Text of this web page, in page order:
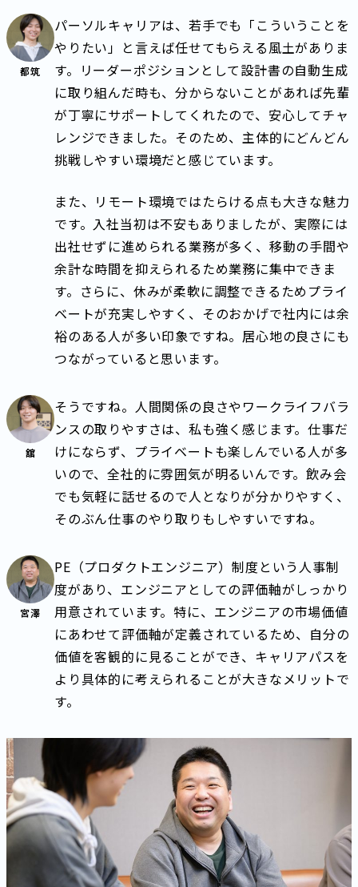
都筑
パーソルキャリアは、若手でも「こういうことを
やりたい」と言えば任せてもらえる風土がありま
す。リーダーポジションとして設計書の自動生成
に取り組んだ時も、分からないことがあれば先輩
が丁寧にサポートしてくれたので、安心してチャ
レンジできました。そのため、主体的にどんどん
挑戦しやすい環境だと感じています。
また、リモート環境ではたらける点も大きな魅力
です。入社当初は不安もありましたが、実際には
出社せずに進められる業務が多く、移動の手間や
余計な時間を抑えられるため業務に集中できま
す。さらに、休みが柔軟に調整できるためプライ
ベートが充実しやすく、そのおかげで社内には余
裕のある人が多い印象ですね。居心地の良さにも
つながっていると思います。
舘
そうですね。人間関係の良さやワークライフバラ
ンスの取りやすさは、私も強く感じます。仕事だ
けにならず、プライベートも楽しんでいる人が多
いので、全社的に雰囲気が明るいんです。飲み会
でも気軽に話せるので人となりが分かりやすく、
そのぶん仕事のやり取りもしやすいですね。
宮澤
PE（プロダクトエンジニア）制度という人事制
度があり、エンジニアとしての評価軸がしっかり
用意されています。特に、エンジニアの市場価値
にあわせて評価軸が定義されているため、自分の
価値を客観的に見ることができ、キャリアパスを
より具体的に考えられることが大きなメリットで
す。